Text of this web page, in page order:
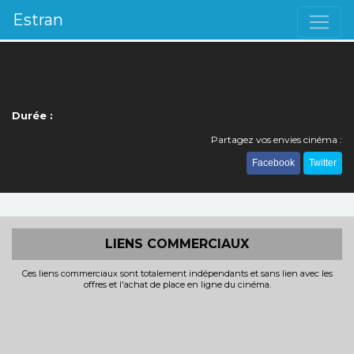
Estran
Durée :
Partagez vos envies cinéma :
Facebook Twitter
LIENS COMMERCIAUX
Ces liens commerciaux sont totalement indépendants et sans lien avec les
offres et l'achat de place en ligne du cinéma.